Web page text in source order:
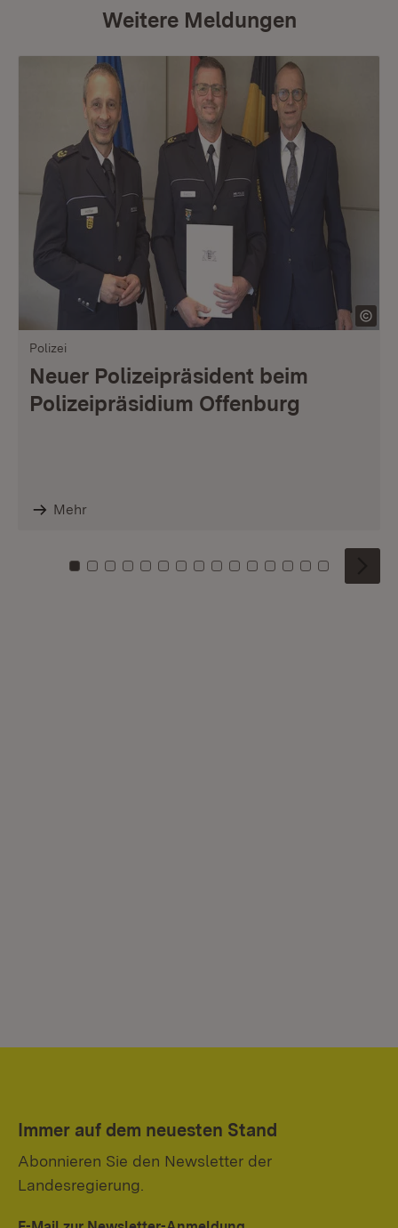
Weitere Meldungen
Polizei
Neuer Polizeipräsident beim
Polizeipräsidium Offenburg
Mehr
Zu Kachel: 0
Zu Kachel: 1
Zu Kachel: 2
Zu Kachel: 3
Zu Kachel: 4
Zu Kachel: 5
Zu Kachel: 6
Zu Kachel: 7
Zu Kachel: 8
Zu Kachel: 9
Zu Kachel: 10
Zu Kachel: 11
Zu Kachel: 12
Zu Kachel:
Zu
Immer auf dem neuesten Stand
Abonnieren Sie den Newsletter der
Landesregierung.